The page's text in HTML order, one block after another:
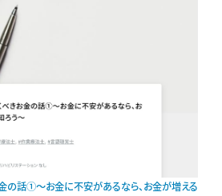
の話①〜お金に不安があるなら、お金が増える